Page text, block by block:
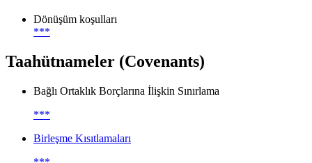
Dönüşüm koşulları
***
Taahütnameler (Covenants)
Bağlı Ortaklık Borçlarına İlişkin Sınırlama
***
Birleşme Kısıtlamaları